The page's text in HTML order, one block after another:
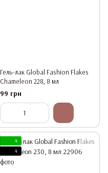
Гель-лак Global Fashion Flakes
Chameleon 228, 8 мл
99 грн
4
4